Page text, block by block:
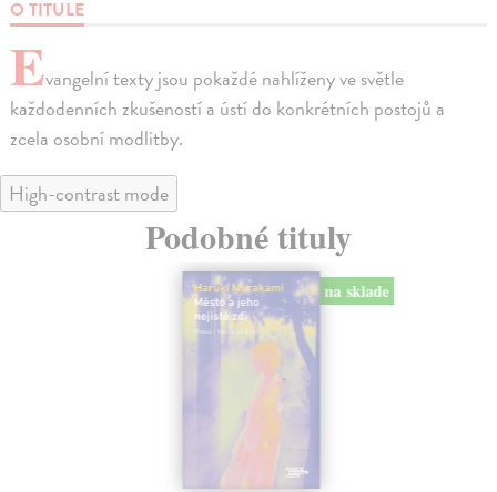
O TITULE
Evangelní texty jsou pokaždé nahlíženy ve světle
každodenních zkušeností a ústí do konkrétních postojů a
zcela osobní modlitby.
High-contrast mode
Podobné tituly
na sklade